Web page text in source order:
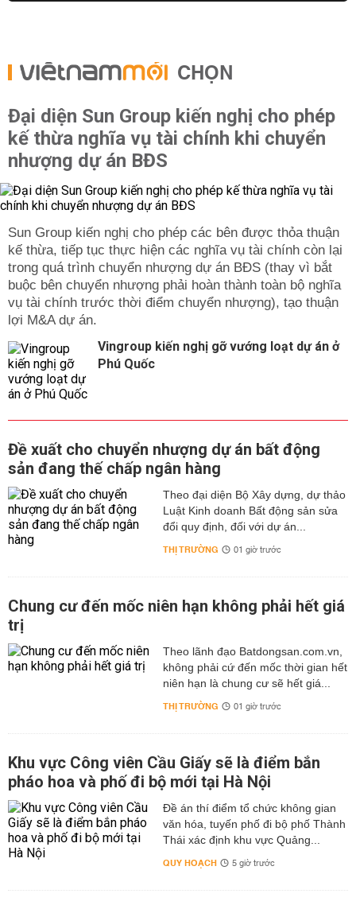
CHỌN
Đại diện Sun Group kiến nghị cho phép
kế thừa nghĩa vụ tài chính khi chuyển
nhượng dự án BĐS
Sun Group kiến nghị cho phép các bên được thỏa thuận
kế thừa, tiếp tục thực hiện các nghĩa vụ tài chính còn lại
trong quá trình chuyển nhượng dự án BĐS (thay vì bắt
buộc bên chuyển nhượng phải hoàn thành toàn bộ nghĩa
vụ tài chính trước thời điểm chuyển nhượng), tạo thuận
lợi M&A dự án.
Vingroup kiến nghị gỡ vướng loạt dự án ở
Phú Quốc
Đề xuất cho chuyển nhượng dự án bất động
sản đang thế chấp ngân hàng
Theo đại diện Bộ Xây dựng, dự thảo
Luật Kinh doanh Bất động sản sửa
đổi quy định, đối với dự án...
THỊ TRƯỜNG 01 giờ trước
Chung cư đến mốc niên hạn không phải hết giá
trị
Theo lãnh đạo Batdongsan.com.vn,
không phải cứ đến mốc thời gian hết
niên hạn là chung cư sẽ hết giá...
THỊ TRƯỜNG 01 giờ trước
Khu vực Công viên Cầu Giấy sẽ là điểm bắn
pháo hoa và phố đi bộ mới tại Hà Nội
Đề án thí điểm tổ chức không gian
văn hóa, tuyến phố đi bộ phố Thành
Thái xác định khu vực Quảng...
QUY HOẠCH 5 giờ trước